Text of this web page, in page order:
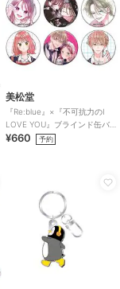
美松堂
『Re:blue』×『不可抗力のI
LOVE YOU』ブラインド缶バ
ッジ（全6種）
¥660 予約